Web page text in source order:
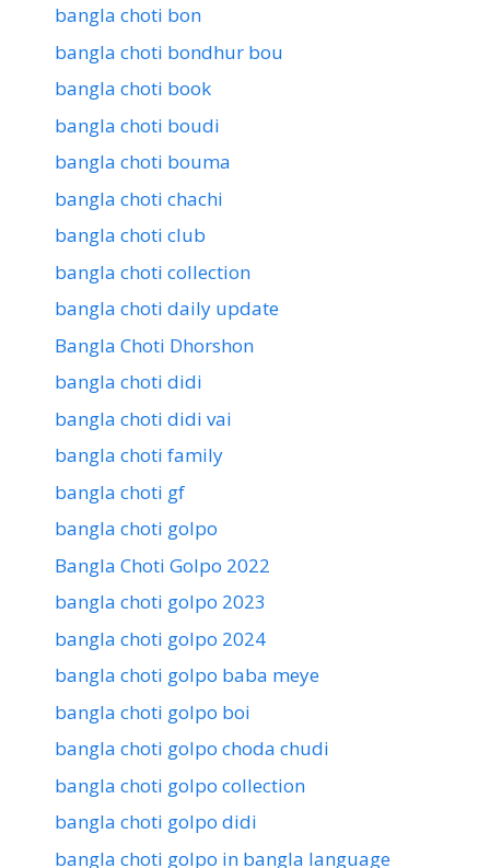
bangla choti bon
bangla choti bondhur bou
bangla choti book
bangla choti boudi
bangla choti bouma
bangla choti chachi
bangla choti club
bangla choti collection
bangla choti daily update
Bangla Choti Dhorshon
bangla choti didi
bangla choti didi vai
bangla choti family
bangla choti gf
bangla choti golpo
Bangla Choti Golpo 2022
bangla choti golpo 2023
bangla choti golpo 2024
bangla choti golpo baba meye
bangla choti golpo boi
bangla choti golpo choda chudi
bangla choti golpo collection
bangla choti golpo didi
bangla choti golpo in bangla language